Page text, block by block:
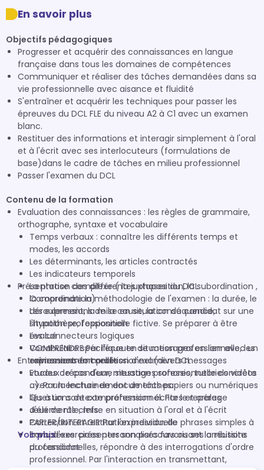
En savoir plus
Objectifs pédagogiques
Progresser et acquérir des connaissances en langue
française dans tous les domaines de compétences
Communiquer et réaliser des tâches demandées dans sa
vie professionnelle avec aisance et fluidité
S'entraîner et acquérir les techniques pour passer les
épreuves du DCL FLE du niveau A2 à C1 avec un examen
blanc.
Restituer des informations et interagir simplement à l'oral
et à l'écrit avec ses interlocuteurs (formulations de
base)dans le cadre de tâches en milieu professionnel
Passer l'examen du DCL
Contenu de la formation
Evaluation des connaissances : les règles de grammaire,
orthographe, syntaxe et vocabulaire
Temps verbaux : connaître les différents temps et
modes, les accords
Les déterminants, les articles contractés
Les indicateurs temporels
La phrase complexe ( la juxtaposition, la subordination ,
la coordination)
Les expressions de la cause, la conséquence,
l'hypothèse, l'opposition
Les connecteurs logiques
Vocabulaire spécifique en situation professionnelle, les
expressions formelles
Présentation des différentes phases du DCL
Comprendre la méthodologie de l'examen : la durée, le
déroulement, la mise en situation du candidat sur une
situation professionnelle fictive. Se préparer à être
évalué
COMPRENDRE Par l'écoute de messages en lien avec un
environnement professionnel (divers messages
vocaux : répondeur, messages sonores, tutoriels vidéos
…). Par la lecture de documents papiers ou numériques
liés à un contexte professionnel. Par le repérage
d'éléments clefs.
PARLER/INTERAGIR Par l'expression de phrases simples à
complexes: présenter son parcours ou ses ambitions
professionnelles, répondre à des interrogations d'ordre
professionnel. Par l'interaction en transmettant,
Entraînement en condition d'examen DCL
Etudes de cas d'une situation professionnelle concrète
avec un enchainement de tâches.
Questions de compréhension écrites et orales
Jeux de rôle, mise en situation à l'oral et à l'écrit
Correction et restitution individuelle
Envoi d'exercices personnalisés favorisant la réussite
du candidat
Voir plus